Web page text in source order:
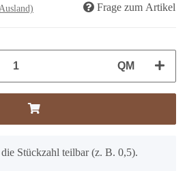
Frage zum Artikel
QM
Stückzahl teilbar (z. B. 0,5).